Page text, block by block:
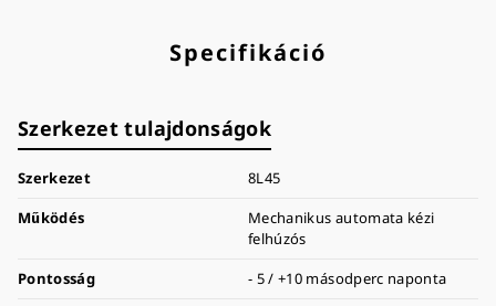
Specifikáció
Szerkezet tulajdonságok
Szerkezet
8L45
Működés
Mechanikus automata kézi
felhúzós
Pontosság
- 5 / +10 másodperc naponta